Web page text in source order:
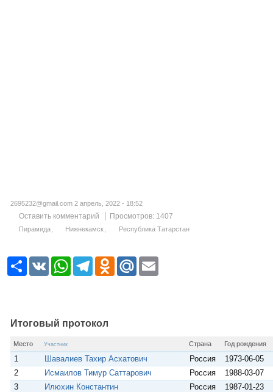
2695232@gmail.com 2 апрель, 2022 - 18:52
Оставить комментарий Просмотров: 1407
Пирамида Нижнекамск Республика Татарстан
Р
V
K
W
p
p
T
a
m
O
i
k
i
M
Итоговый протокол
Место Участник Страна Год рождения
1 Шавалиев Тахир Асхатович Россия
1973-06-05
2
Исмаилов Тимур Саттарович Россия
1988-03-07
3
Илюхин Константин Россия
1987-01-23